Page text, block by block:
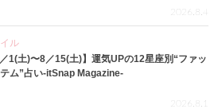
2026.8.4
ル
／1(土)〜8／15(土)】運気UPの12星座別“ファッ
ム”占い-itSnap Magazine-
2026.8.1